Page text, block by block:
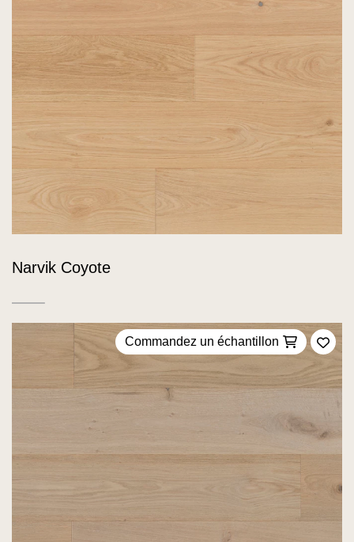
Narvik Coyote
Commandez un échantillon